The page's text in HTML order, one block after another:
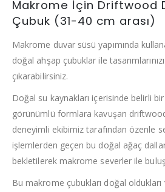
Makrome İçin Driftwood
Çubuk (31-40 cm arası)
Makrome duvar süsü yapımında
doğal ahşap çubuklar ile
çıkarabilirsiniz.
Doğal su kaynakları içerisinde belirli
görünümlü formlara kavuşan
deneyimli ekibimiz tarafından özenle
işlemlerden geçen bu doğal ağaç
bekletilerek makrome severler ile
Bu makrome çubukları doğal oldukları